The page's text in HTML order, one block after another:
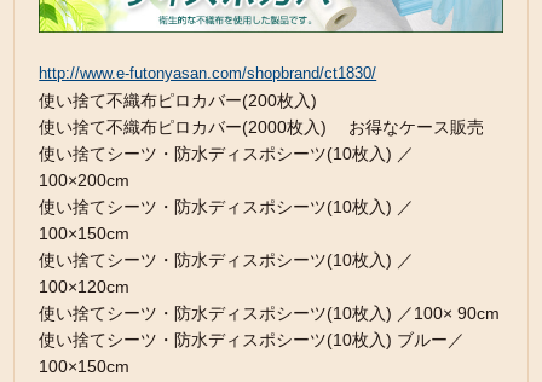
http://www.e-futonyasan.com/shopbrand/ct1830/
使い捨て不織布ピロカバー(200枚入)
使い捨て不織布ピロカバー(2000枚入) お得なケース販売
使い捨てシーツ・防水ディスポシーツ(10枚入) ／
100×200cm
使い捨てシーツ・防水ディスポシーツ(10枚入) ／
100×150cm
使い捨てシーツ・防水ディスポシーツ(10枚入) ／
100×120cm
使い捨てシーツ・防水ディスポシーツ(10枚入) ／100× 90cm
使い捨てシーツ・防水ディスポシーツ(10枚入) ブルー／
100×150cm